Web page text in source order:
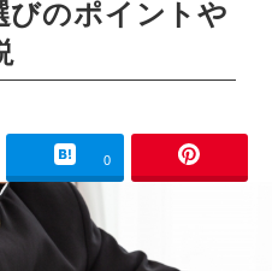
びのポイントや
0